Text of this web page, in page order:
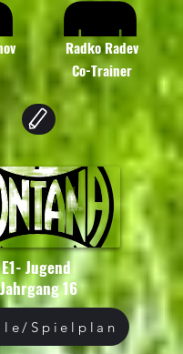
Radko Radev
Co-Trainer
E1- Jugend
Jahrgang 16
Spielplan